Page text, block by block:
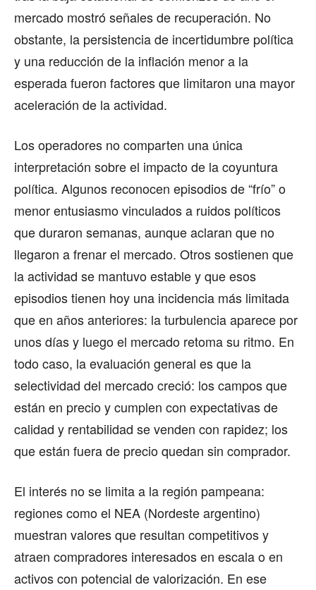
mercado mostró señales de recuperación. No
obstante, la persistencia de incertidumbre política
y una reducción de la inflación menor a la
esperada fueron factores que limitaron una mayor
aceleración de la actividad.
Los operadores no comparten una única
interpretación sobre el impacto de la coyuntura
política. Algunos reconocen episodios de “frío” o
menor entusiasmo vinculados a ruidos políticos
que duraron semanas, aunque aclaran que no
llegaron a frenar el mercado. Otros sostienen que
la actividad se mantuvo estable y que esos
episodios tienen hoy una incidencia más limitada
que en años anteriores: la turbulencia aparece por
unos días y luego el mercado retoma su ritmo. En
todo caso, la evaluación general es que la
selectividad del mercado creció: los campos que
están en precio y cumplen con expectativas de
calidad y rentabilidad se venden con rapidez; los
que están fuera de precio quedan sin comprador.
El interés no se limita a la región pampeana:
regiones como el NEA (Nordeste argentino)
muestran valores que resultan competitivos y
atraen compradores interesados en escala o en
activos con potencial de valorización. En ese